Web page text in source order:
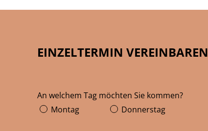
EINZELTERMIN VEREINBAREN
An welchem Tag möchten Sie kommen?
Montag
Donnerstag